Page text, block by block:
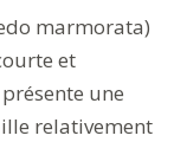
marmorata)
et
une
relativement